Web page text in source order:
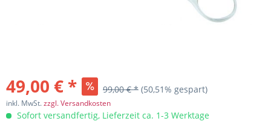
49,00 € * 99,00 € * (50,51% gespart)
inkl. MwSt.zzgl. Versandkosten
Sofort versandfertig, Lieferzeit ca. 1-3 Werktage